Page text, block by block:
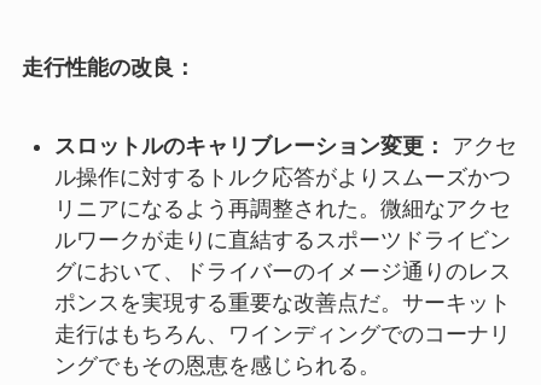
走行性能の改良：
スロットルのキャリブレーション変更：
アクセ
ル操作に対するトルク応答がよりスムーズかつ
リニアになるよう再調整された。微細なアクセ
ルワークが走りに直結するスポーツドライビン
グにおいて、ドライバーのイメージ通りのレス
ポンスを実現する重要な改善点だ。サーキット
走行はもちろん、ワインディングでのコーナリ
ングでもその恩恵を感じられる。